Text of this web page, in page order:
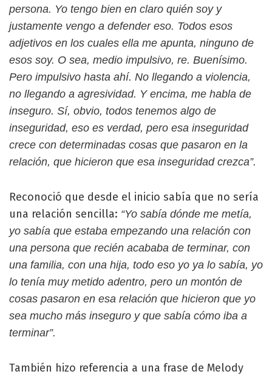
persona. Yo tengo bien en claro quién soy y
justamente vengo a defender eso. Todos esos
adjetivos en los cuales ella me apunta, ninguno de
esos soy. O sea, medio impulsivo, re. Buenísimo.
Pero impulsivo hasta ahí. No llegando a violencia,
no llegando a agresividad. Y encima, me habla de
inseguro. Sí, obvio, todos tenemos algo de
inseguridad, eso es verdad, pero esa inseguridad
crece con determinadas cosas que pasaron en la
relación, que hicieron que esa inseguridad crezca”.
Reconoció que desde el inicio sabía que no sería
una relación sencilla: “Yo sabía dónde me metía,
yo sabía que estaba empezando una relación con
una persona que recién acababa de terminar, con
una familia, con una hija, todo eso yo ya lo sabía, yo
lo tenía muy metido adentro, pero un montón de
cosas pasaron en esa relación que hicieron que yo
sea mucho más inseguro y que sabía cómo iba a
terminar”.
También hizo referencia a una frase de Melody